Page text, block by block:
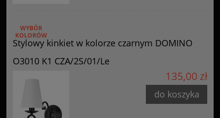
Stylowy kinkiet w kolorze czarnym DOMINO
O3010 K1 CZA/2S/01/Le
WYBÓR
KOLORÓW
135,00 zł
do koszyka